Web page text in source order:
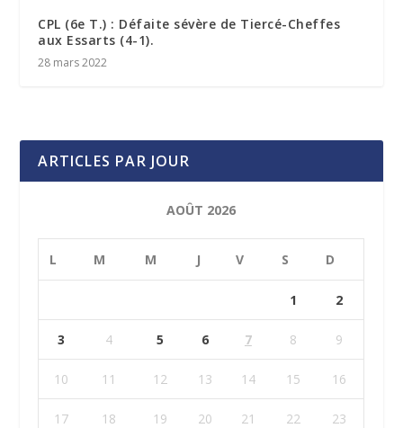
CPL (6e T.) : Défaite sévère de Tiercé-Cheffes
aux Essarts (4-1).
28 mars 2022
ARTICLES PAR JOUR
AOÛT 2026
L M M J V S D
1 2
3 4 5 6 7 8 9
10 11 12 13 14 15 16
17 18 19 20 21 22 23